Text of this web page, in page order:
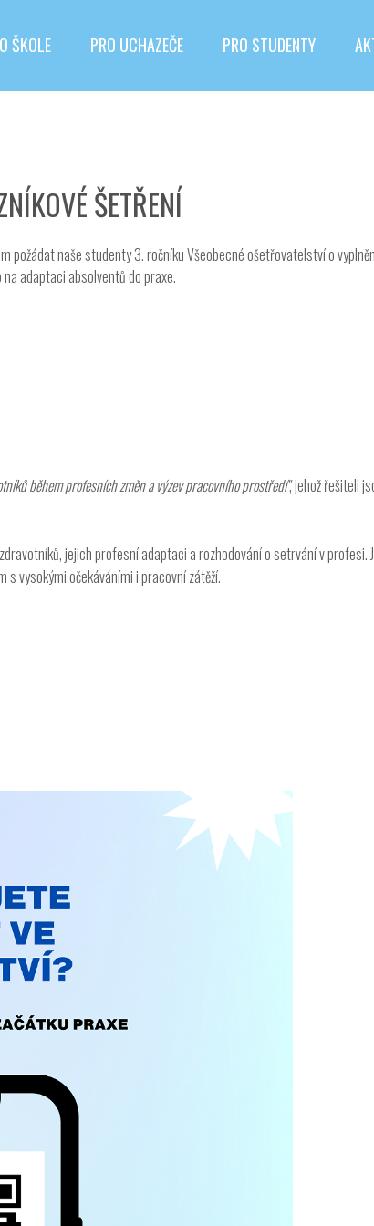
O ŠKOLE PRO UCHAZEČE PRO STUDENTY
ŠETŘENÍ
požádat naše studenty 3. ročníku Všeobecné ošetřovatelství o
na adaptaci absolventů do praxe.
během profesních změn a výzev pracovního prostředí", jehož řešiteli
jejich profesní adaptaci a rozhodování o setrvání v
vysokými očekáváními i pracovní zátěží.